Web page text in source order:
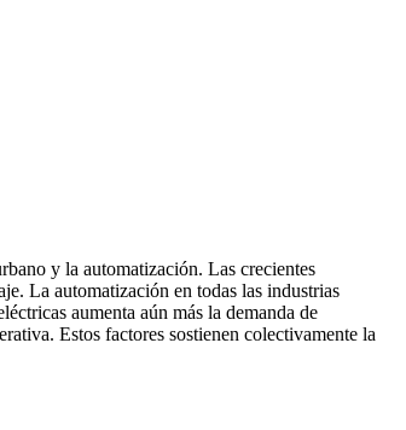
y la automatización. Las crecientes
La automatización en todas las industrias
aumenta aún más la demanda de
Estos factores sostienen colectivamente la